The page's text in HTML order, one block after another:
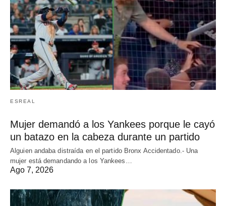
ESREAL
Mujer demandó a los Yankees porque le cayó
un batazo en la cabeza durante un partido
Alguien andaba distraída en el partido Bronx Accidentado.- Una
mujer está demandando a los Yankees…
Ago 7, 2026